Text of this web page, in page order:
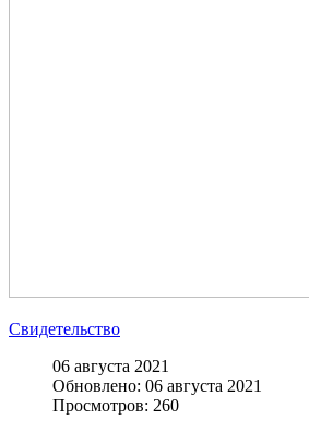
Свидетельство
06 августа 2021
Обновлено: 06 августа 2021
Просмотров: 260